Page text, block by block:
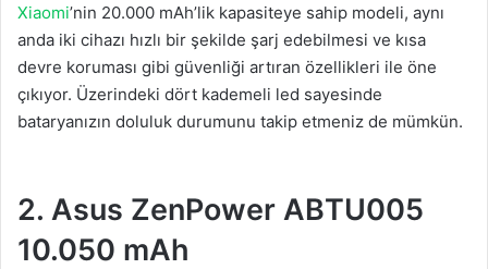
Xiaomi’nin 20.000 mAh’lik kapasiteye sahip modeli, aynı
anda iki cihazı hızlı bir şekilde şarj edebilmesi ve kısa
devre koruması gibi güvenliği artıran özellikleri ile öne
çıkıyor. Üzerindeki dört kademeli led sayesinde
bataryanızın doluluk durumunu takip etmeniz de mümkün.
2. Asus ZenPower ABTU005
10.050 mAh